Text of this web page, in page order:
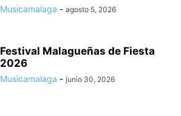
Musicamalaga - agosto 5, 2026
Festival Malagueñas de Fiesta
2026
Musicamalaga - junio 30, 2026